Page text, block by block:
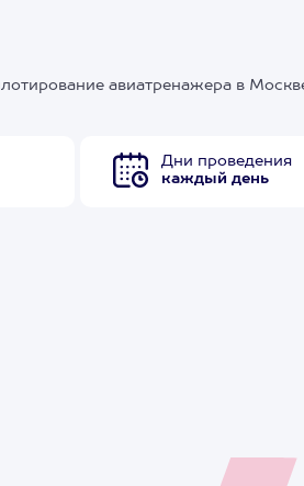
авиатренажера в
Дни проведения
каждый день